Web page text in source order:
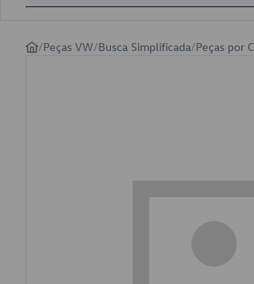
/Peças VW/Busca Simplificada/Peças por